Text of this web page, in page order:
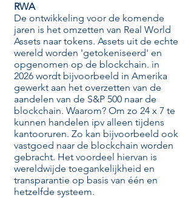
RWA
De ontwikkeling voor de komende
jaren is het omzetten van Real World
Assets naar tokens. Assets uit de echte
wereld worden 'getokeniseerd' en
opgenomen op de blockchain. in
2026 wordt bijvoorbeeld in Amerika
gewerkt aan het overzetten van de
aandelen van de S&P 500 naar de
blockchain. Waarom? Om zo 24 x 7 te
kunnen handelen ipv alleen tijdens
kantooruren. Zo kan bijvoorbeeld ook
vastgoed naar de blockchain worden
gebracht. Het voordeel hiervan is
wereldwijde toegankelijkheid en
transparantie op basis van één en
hetzelfde systeem.